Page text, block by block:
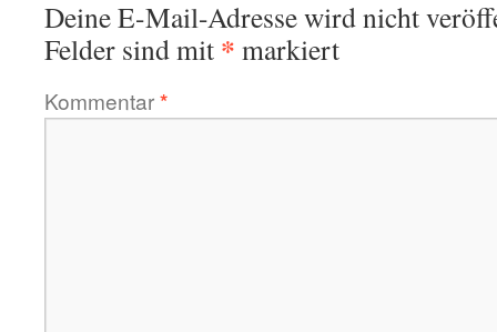
Deine E-Mail-Adresse wird nicht
Felder sind mit * markiert
Kommentar*